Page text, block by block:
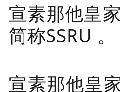
宣素那他皇
简称SSRU 。
宣素那他皇